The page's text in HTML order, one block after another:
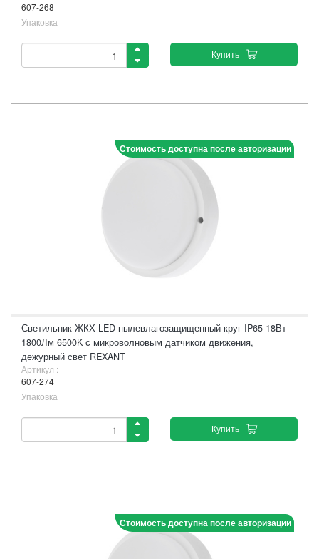
607-268
Упаковка
Купить
Стоимость доступна после авторизации
Светильник ЖКХ LED пылевлагозащищенный круг IP65 18Вт
1800Лм 6500K с микроволновым датчиком движения,
дежурный свет REXANT
Артикул :
607-274
Упаковка
Купить
Стоимость доступна после авторизации